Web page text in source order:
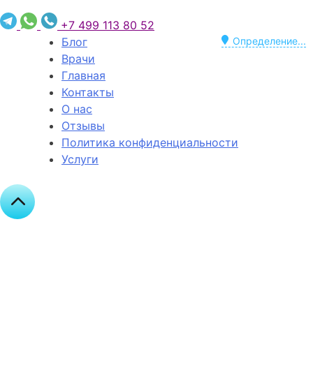
+7 499 113 80 52
Определение...
Блог
Врачи
Главная
Контакты
О нас
Отзывы
Политика конфиденциальности
Услуги